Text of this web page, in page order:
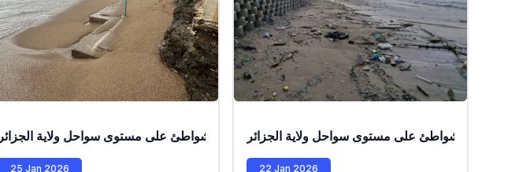
عملية تنظيف الشواطئ على مستوى سواحل ولاية الجزائر
25 Jan 2026
تنظيف الشواطئ على مستوى سواحل ولاية الجزائر
22 Jan 2026